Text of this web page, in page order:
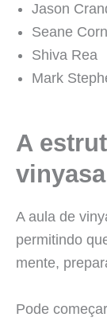
Jason
Seane Corn
Shiva Rea
Mark
A
A aula de
permitindo
mente,
Pode